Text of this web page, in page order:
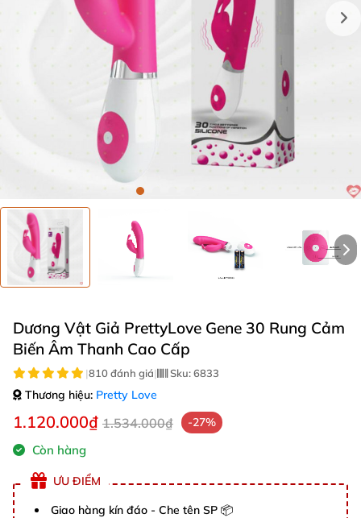
Dương Vật Giả PrettyLove Gene 30 Rung Cảm
Biến Âm Thanh Cao Cấp
|810 đánh giá| Sku:6833
Thương hiệu: Pretty Love
1.120.000₫ 1.534.000₫ -27%
Còn hàng
ƯU ĐIỂM
Giao hàng kín đáo - Che tên SP 📦